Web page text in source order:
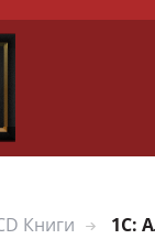
Книги 1С: